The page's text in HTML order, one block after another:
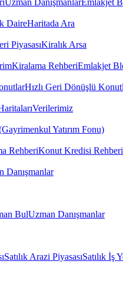
Uzman DanışmanlarEmlakjet
DaireHaritada Ara
PiyasasıKiralık Arsa
Kiralama RehberiEmlakjet
Hızlı Geri Dönüşlü
Verilerimiz
Yatırım Fonu)
RehberiKonut Kredisi Rehberi
Danışmanlar
BulUzman Danışmanlar
Satılık Arazi PiyasasıSatılık İş